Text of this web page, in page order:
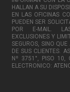
HALLAN A SU
EN LAS OFICINAS
PUEDEN SER
POR E-MAIL. LAS
EXCLUSIONES Y
SEGUROS, SINO
DE SUS CLIENTES.
Nº 3751°, PISO 10,
ELECTRONICO: